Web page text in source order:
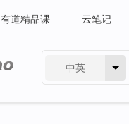
有道精品课 云笔记
中英